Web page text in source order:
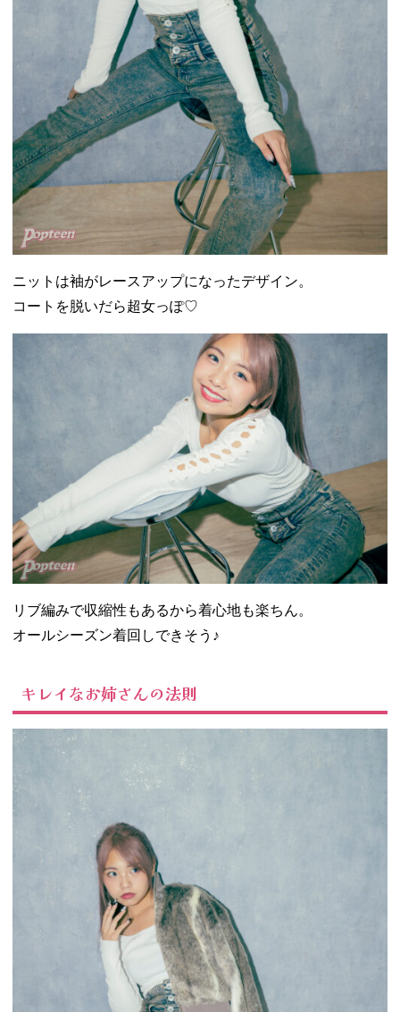
ニットは袖がレースアップになったデザイン。
コートを脱いだら超女っぽ♡
リブ編みで収縮性もあるから着心地も楽ちん。
オールシーズン着回しできそう♪
キレイなお姉さんの法則